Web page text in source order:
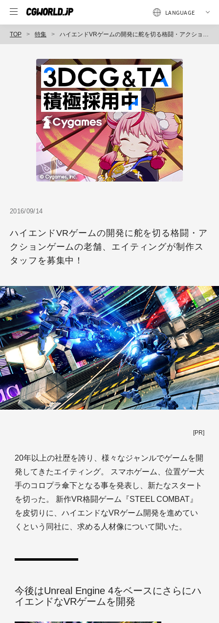
TOP 特集 ハイエンドVRゲームの開発に舵を切る格闘・アクションゲームの老舗、エイティングが制作スタッフを募集中！
2016/09/14
ハイエンドVRゲームの開発に舵を切る格闘・ア
クションゲームの老舗、エイティングが制作ス
タッフを募集中！
[PR]
20年以上の社歴を誇り、様々なジャンルでゲームを開
発してきたエイティング。 スマホゲーム、位置ゲー大
手のコロプラ傘下となる事を発表し、新たなスタート
を切った。 新作VR格闘ゲーム『STEEL COMBAT』
を皮切りに、ハイエンドなVRゲーム開発を進めてい
くという同社に、求める人材像について聞いた。
今後はUnreal Engine 4をベースにさらにハ
イエンドなVRゲームを開発